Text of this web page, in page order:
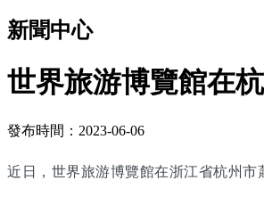
新聞中心
世界旅游博覽館在
發布時間：2023-06-06
近日，世界旅游博覽館在浙江省杭州市